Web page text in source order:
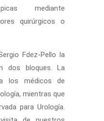
mediante
quirúrgicos o
Fdez-Pello la
dos bloques. La
los médicos de
mientras que
para Urología.